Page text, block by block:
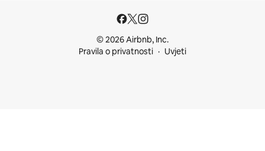
© 2026 Airbnb, Inc.
Pravila o privatnosti
Uvjeti